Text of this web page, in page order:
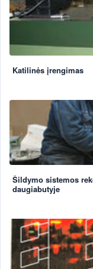
Katilinės įrengimas
Šildymo sistemos
daugiabutyje